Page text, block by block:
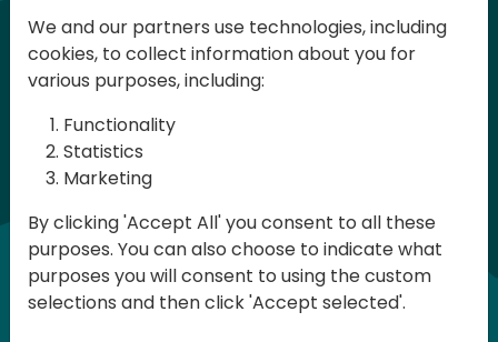
networking. La partecipazione all’evento
è gratuita, ma la registrazione è
necessaria perché i posti sono limitati.
Mettiti in lista per un Biglietto
Mettiti in lista per una Sponsorship
We and our partners use technologies, including
cookies, to collect information about you for
various purposes, including:
Functionality
Statistics
Marketing
By clicking 'Accept All' you consent to all these
purposes. You can also choose to indicate what
purposes you will consent to using the custom
selections and then click 'Accept selected'.